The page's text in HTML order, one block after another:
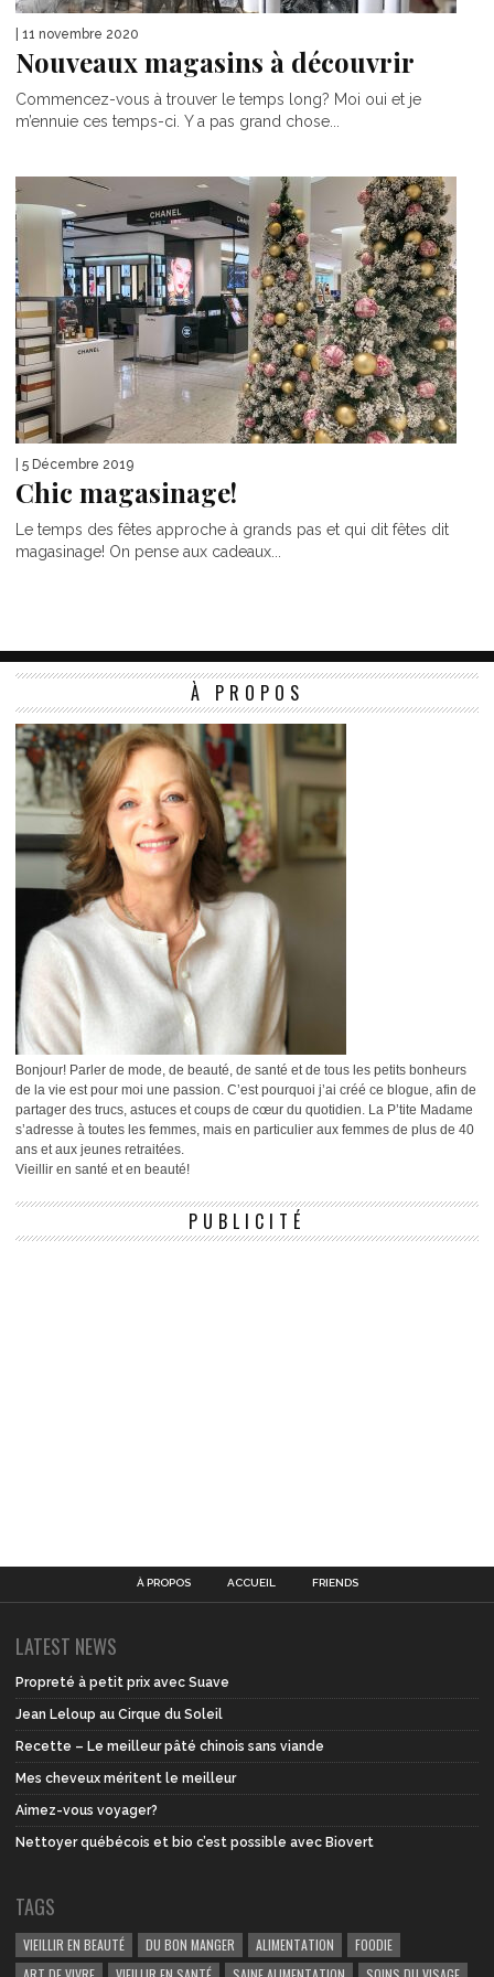
| 11 novembre 2020
Nouveaux magasins à découvrir
Commencez-vous à trouver le temps long? Moi oui et je
m’ennuie ces temps-ci. Y a pas grand chose...
| 5 Décembre 2019
Chic magasinage!
Le temps des fêtes approche à grands pas et qui dit fêtes dit
magasinage! On pense aux cadeaux...
À PROPOS
Bonjour! Parler de mode, de beauté, de santé et de tous les petits bonheurs
de la vie est pour moi une passion. C’est pourquoi j’ai créé ce blogue, afin de
partager des trucs, astuces et coups de cœur du quotidien. La P’tite Madame
s’adresse à toutes les femmes, mais en particulier aux femmes de plus de 40
ans et aux jeunes retraitées.
Vieillir en santé et en beauté!
PUBLICITÉ
À PROPOS ACCUEIL FRIENDS
LATEST NEWS
Propreté à petit prix avec Suave
Jean Leloup au Cirque du Soleil
Recette – Le meilleur pâté chinois sans viande
Mes cheveux méritent le meilleur
Aimez-vous voyager?
Nettoyer québécois et bio c’est possible avec Biovert
TAGS
VIEILLIR EN BEAUTÉ DU BON MANGER ALIMENTATION
FOODIE